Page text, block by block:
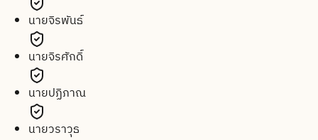
นายจิรพันธ์
นายจิรศักดิ์
นายปฏิภาณ
นายวราวุธ